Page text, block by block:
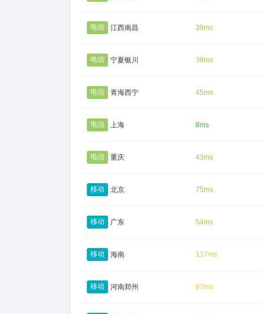
电信 江西南昌 39ms
电信 宁夏银川 38ms
电信 青海西宁 45ms
电信 上海 8ms
电信 重庆 43ms
移动 北京 75ms
移动 广东 54ms
移动 海南 137ms
移动 河南郑州 87ms